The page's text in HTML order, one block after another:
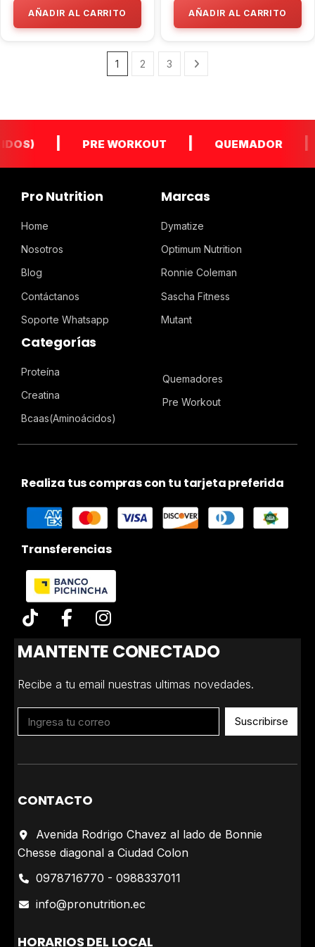
AÑADIR AL CARRITO AÑADIR AL CARRITO
1 2 3
| PRE WORKOUT | QUEMADOR |
Pro Nutrition
Home
Nosotros
Blog
Contáctanos
Soporte Whatsapp
Marcas
Dymatize
Optimum Nutrition
Ronnie Coleman
Sascha Fitness
Mutant
Categorías
Proteína
Creatina
Bcaas(Aminoácidos)
Quemadores
Pre Workout
Realiza tus compras con tu tarjeta preferida
Transferencias
MANTENTE CONECTADO
Recibe a tu email nuestras ultimas novedades.
Suscribirse
CONTACTO
Avenida Rodrigo Chavez al lado de Bonnie
Chesse diagonal a Ciudad Colon
0978716770 - 0988337011
info@pronutrition.ec
HORARIOS DEL LOCAL